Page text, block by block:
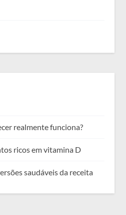
realmente funciona?
ricos em vitamina D
saudáveis da receita